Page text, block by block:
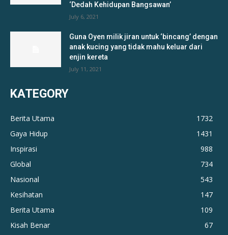
‘Dedah Kehidupan Bangsawan’
July 6, 2021
Guna Oyen milik jiran untuk ‘bincang’ dengan
anak kucing yang tidak mahu keluar dari
enjin kereta
July 11, 2021
KATEGORY
Berita Utama
1732
Gaya Hidup
1431
Inspirasi
988
Global
734
Nasional
543
Kesihatan
147
Berita Utama
109
Kisah Benar
67